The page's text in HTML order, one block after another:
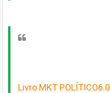
Livro MKT POLÍTICO6.0